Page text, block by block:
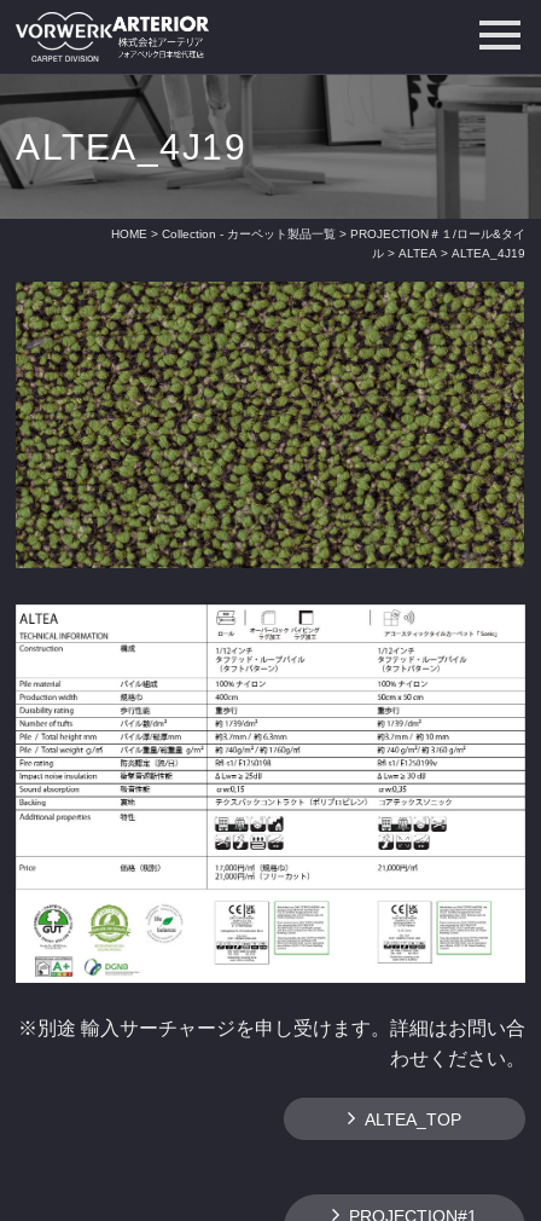
ALTEA_4J19
HOME > Collection - カーペット製品一覧> PROJECTION＃１/ロール&タイ
ル> ALTEA > ALTEA_4J19
※別途 輸入サーチャージを申し受けます。詳細はお問い合
わせください。
ALTEA_TOP
PROJECTION#1